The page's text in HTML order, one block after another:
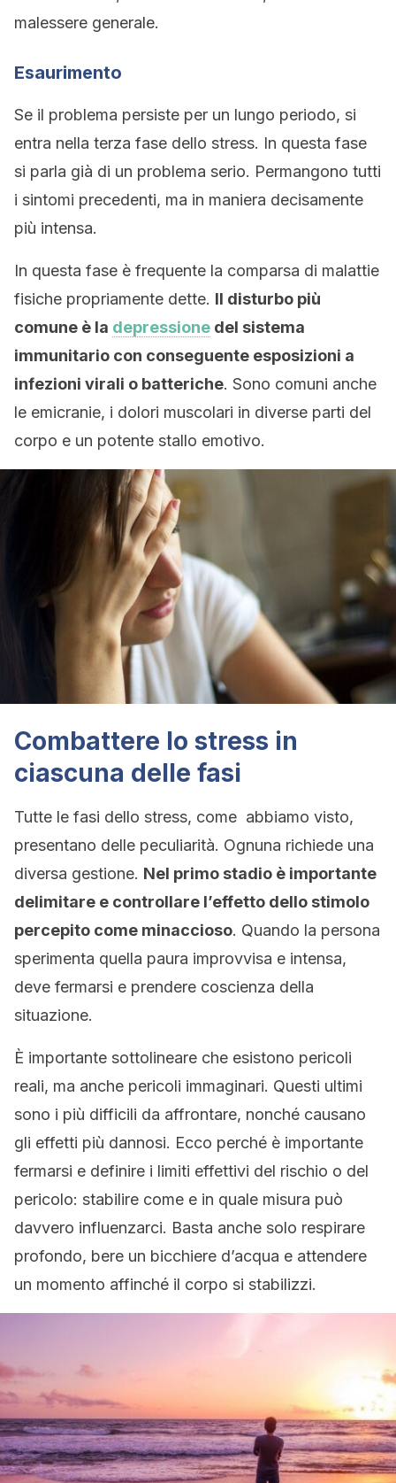
malessere generale.
Esaurimento
Se il problema persiste per un lungo periodo, si
entra nella terza fase dello stress. In questa fase
si parla già di un problema serio. Permangono tutti
i sintomi precedenti, ma in maniera decisamente
più intensa.
In questa fase è frequente la comparsa di malattie
fisiche propriamente dette. Il disturbo più
comune è la depressione del sistema
immunitario con conseguente esposizioni a
infezioni virali o batteriche. Sono comuni anche
le emicranie, i dolori muscolari in diverse parti del
corpo e un potente stallo emotivo.
Combattere lo stress in
ciascuna delle fasi
Tutte le fasi dello stress, come abbiamo visto,
presentano delle peculiarità. Ognuna richiede una
diversa gestione. Nel primo stadio è importante
delimitare e controllare l’effetto dello stimolo
percepito come minaccioso. Quando la persona
sperimenta quella paura improvvisa e intensa,
deve fermarsi e prendere coscienza della
situazione.
È importante sottolineare che esistono pericoli
reali, ma anche pericoli immaginari. Questi ultimi
sono i più difficili da affrontare, nonché causano
gli effetti più dannosi. Ecco perché è importante
fermarsi e definire i limiti effettivi del rischio o del
pericolo: stabilire come e in quale misura può
davvero influenzarci. Basta anche solo respirare
profondo, bere un bicchiere d’acqua e attendere
un momento affinché il corpo si stabilizzi.